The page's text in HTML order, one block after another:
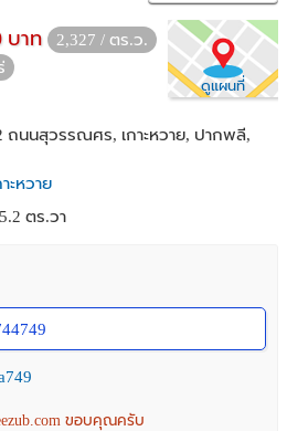
ดูแผนที่
บาท
2,327 / ตร.ว.
ถนนสุวรรณศร, เกาะหวาย, ปากพลี,
ะหวาย
ตร.วา
ขอบคุณครับ